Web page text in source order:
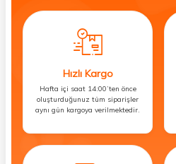
Hızlı Kargo
Hafta içi saat 14:00’ten önce
oluşturduğunuz tüm siparişler
aynı gün kargoya verilmektedir.